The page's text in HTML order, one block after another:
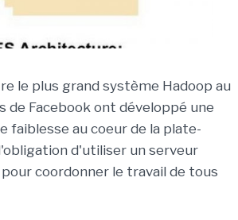
le plus grand système Hadoop au
de Facebook ont développé une
faiblesse au coeur de la plate-
d'utiliser un serveur
coordonner le travail de tous